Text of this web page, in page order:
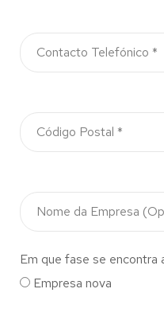
Em que fase se encontra
Empresa nova